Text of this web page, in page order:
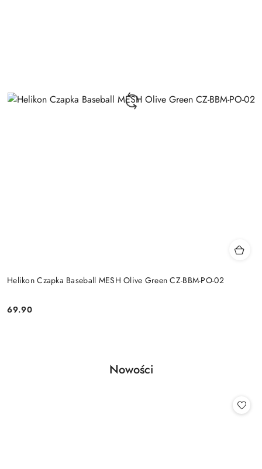
Helikon Czapka Baseball MESH Olive Green CZ-BBM-PO-02
Cena:
69.90
Pomiń karuzelę produktów
Produkty
Nowości